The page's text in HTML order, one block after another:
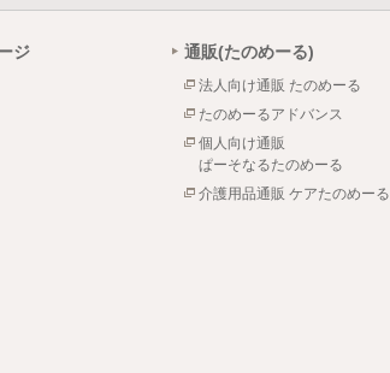
ジ 通販(たのめーる)
法人向け通販 たのめーる
たのめーるアドバンス
個人向け通販
ぱーそなるたのめーる
介護用品通販 ケアたのめーる